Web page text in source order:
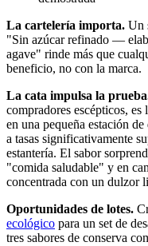
La cartelería importa. Un
"Sin azúcar refinado —
agave" rinde más que
beneficio, no con la marca.
La cata impulsa la
compradores escépticos,
en una pequeña estación
a tasas significativamente
estantería. El sabor
"comida saludable" y en
concentrada con un dulzor
Oportunidades de lotes.
ecológico para un set de
tres sabores de conserva